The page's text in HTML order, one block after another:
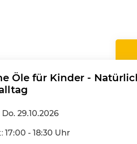
Öle für Kinder -
Do. 29.10.2026
17:00 - 18:30 Uhr